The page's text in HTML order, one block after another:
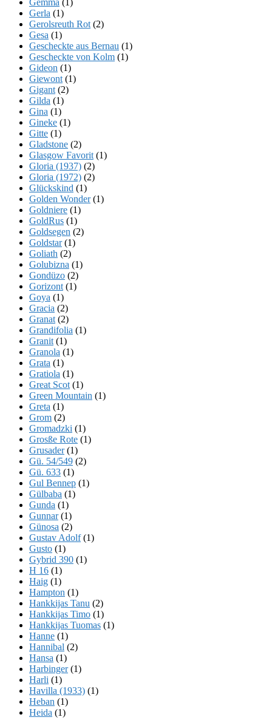
Gerla (1)
Gerolsreuth Rot (2)
Gesa (1)
Gescheckte aus Bernau (1)
Gescheckte von Kolm (1)
Gideon (1)
Giewont (1)
Gigant (2)
Gilda (1)
Gina (1)
Gineke (1)
Gitte (1)
Gladstone (2)
Glasgow Favorit (1)
Gloria (1937) (2)
Gloria (1972) (2)
Glückskind (1)
Golden Wonder(1)
Goldniere (1)
GoldRus (1)
Goldsegen (2)
Goldstar(1)
Goliath (2)
Golubizna (1)
Gondüzo (2)
Gorizont (1)
Goya (1)
Gracia (2)
Granat (2)
Grandifolia (1)
Granit (1)
Granola (1)
Grata (1)
Gratiola (1)
Great Scot (1)
Green Mountain (1)
Greta (1)
Grom (2)
Gromadzki (1)
Grosße Rote (1)
Grusader(1)
Gü. 54/549 (2)
Gü. 633 (1)
Gul Bennep (1)
Gülbaba (1)
Gunda (1)
Gunnar(1)
Günosa (2)
Gustav Adolf(1)
Gusto (1)
Gybrid 390 (1)
H 16 (1)
Haig (1)
Hampton (1)
Hankkijas Tanu (2)
Hankkijas Timo (1)
Hankkijas Tuomas (1)
Hanne (1)
Hannibal (2)
Hansa (1)
Harbinger(1)
Harli (1)
Havilla (1933) (1)
Heban (1)
Heida (1)